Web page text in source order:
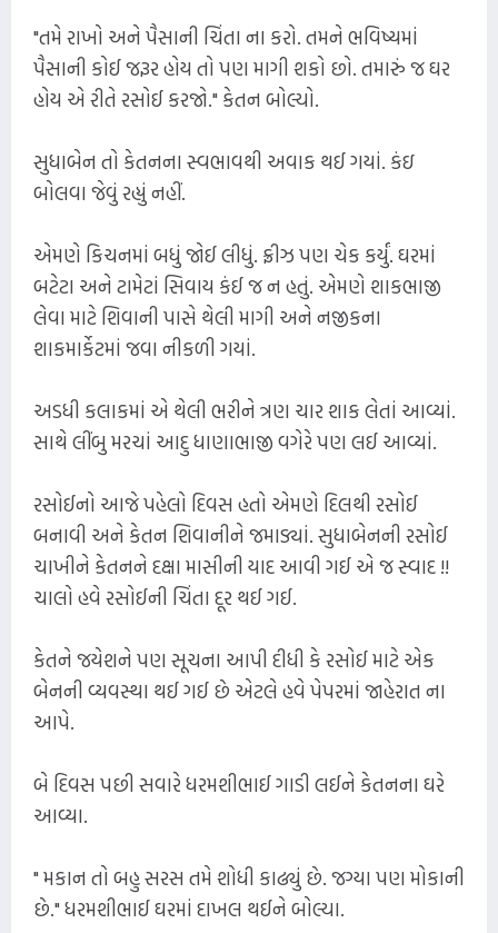
"તમે રાખો અને પૈસાની ચિંતા ના કરો. તમને ભવિષ્યમાં
પૈસાની કોઈ જરૂર હોય તો પણ માગી શકો છો. તમારું જ ઘર
હોય એ રીતે રસોઈ કરજો." કેતન બોલ્યો.
સુધાબેન તો કેતનના સ્વભાવથી અવાક થઈ ગયાં. કંઇ
બોલવા જેવું રહ્યું નહીં.
એમણે કિચનમાં બધું જોઈ લીધું. ફ્રીઝ પણ ચેક કર્યું. ઘરમાં
બટેટા અને ટામેટાં સિવાય કંઈ જ ન હતું. એમણે શાકભાજી
લેવા માટે શિવાની પાસે થેલી માગી અને નજીકના
શાકમાર્કેટમાં જવા નીકળી ગયાં.
અડધી કલાકમાં એ થેલી ભરીને ત્રણ ચાર શાક લેતાં આવ્યાં.
સાથે લીંબુ મરચાં આદુ ધાણાભાજી વગેરે પણ લઈ આવ્યાં.
રસોઈનો આજે પહેલો દિવસ હતો એમણે દિલથી રસોઈ
બનાવી અને કેતન શિવાનીને જમાડ્યાં. સુધાબેનની રસોઈ
ચાખીને કેતનને દક્ષા માસીની યાદ આવી ગઈ એ જ સ્વાદ !!
ચાલો હવે રસોઈની ચિંતા દૂર થઈ ગઈ.
કેતને જયેશને પણ સૂચના આપી દીધી કે રસોઈ માટે એક
બેનની વ્યવસ્થા થઈ ગઈ છે એટલે હવે પેપરમાં જાહેરાત ના
આપે.
બે દિવસ પછી સવારે ધરમશીભાઈ ગાડી લઈને કેતનના ઘરે
આવ્યા.
" મકાન તો બહુ સરસ તમે શોધી કાઢ્યું છે. જગ્યા પણ મોકાની
છે." ધરમશીભાઈ ઘરમાં દાખલ થઈને બોલ્યા.